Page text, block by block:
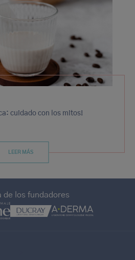
cuidado con los mitos!
LEER MÁS
de los fundadores